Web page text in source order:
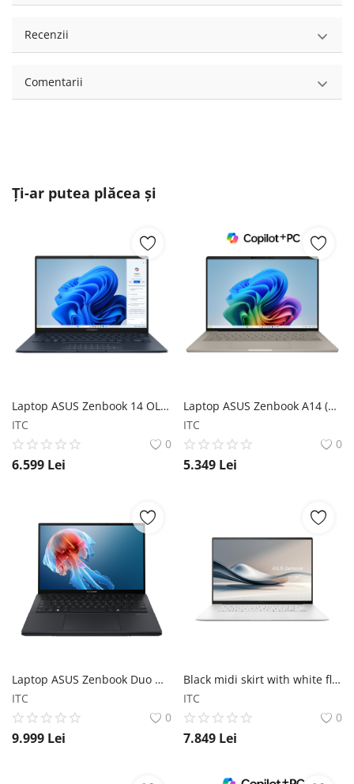
Recenzii
Comentarii
Ți-ar putea plăcea și
Laptop ASUS Zenbook 14 OLED (UX3405) ASUS
ITC
0
6.599 Lei
Laptop ASUS Zenbook A14 (UX3407); Copilot+ PC ASUS
ITC
0
5.349 Lei
Laptop ASUS Zenbook Duo UX8406 ASUS
ITC
0
9.999 Lei
Black midi skirt with white flowers
ITC
0
7.849 Lei